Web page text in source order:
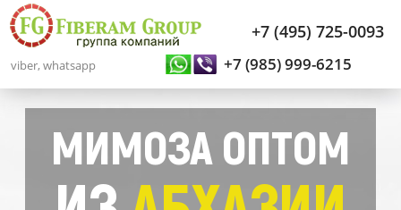
+7 (495) 725-0093
+7 (985) 999-6215
viber, whatsapp
МИМОЗА ОПТОМ